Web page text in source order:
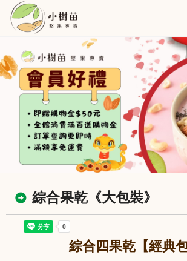
綜合果乾《大包裝》
綜合四果乾【經典包